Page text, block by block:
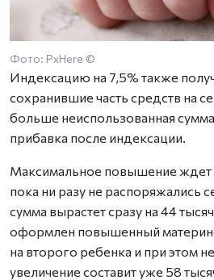
Фото: PxHere ©
Индексацию на 7,5% также
сохранившие часть средств на
больше неиспользованная
прибавка после индексации.
Максимальное повышение ждет
пока ни разу не распоряжались
сумма вырастет сразу на 44
оформлен повышенный
на второго ребенка и при этом
увеличение составит уже 58